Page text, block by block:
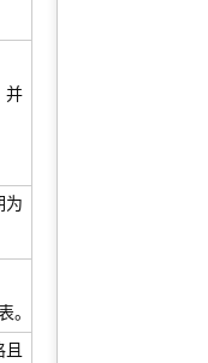
并
为
。